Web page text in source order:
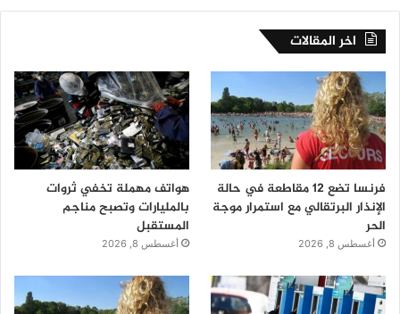
اخر المقالات
فرنسا تضع 12 مقاطعة في حالة
الإنذار البرتقالي مع استمرار موجة
الحر
أغسطس 8, 2026
هواتف مهملة تخفي ثروات
بالمليارات وتصبح مناجم
المستقبل
أغسطس 8, 2026